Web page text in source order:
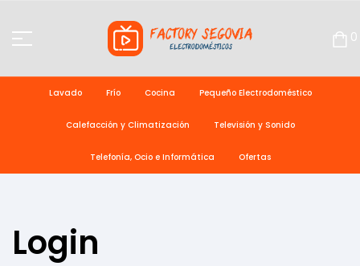
0
Lavado Frío Cocina Pequeño Electrodoméstico
Calefacción y Climatización Televisión y Sonido
Telefonía, Ocio e Informática Ofertas
Login